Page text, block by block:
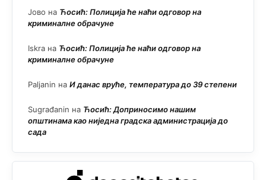
Јово на Ћосић: Полиција ће наћи одговор на
криминалне обрачуне
Iskra на Ћосић: Полиција ће наћи одговор на
криминалне обрачуне
Paljanin на И данас вруће, температура до 39 степени
Sugrađanin на Ћосић: Доприносимо нашим
општинама као ниједна градска администрација до
сада